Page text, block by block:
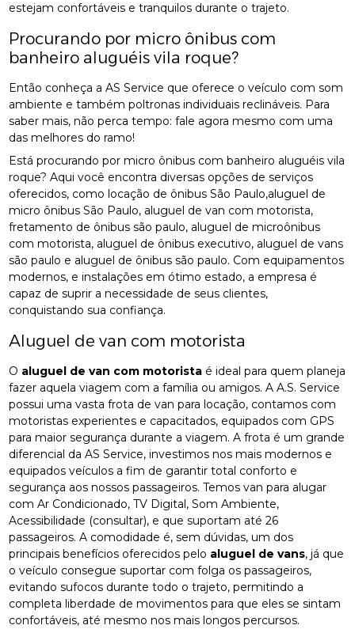
estejam confortáveis e tranquilos durante o trajeto.
Procurando por micro ônibus com
banheiro aluguéis vila roque?
Então conheça a AS Service que oferece o veículo com som
ambiente e também poltronas individuais reclináveis. Para
saber mais, não perca tempo: fale agora mesmo com uma
das melhores do ramo!
Está procurando por micro ônibus com banheiro aluguéis vila
roque? Aqui você encontra diversas opções de serviços
oferecidos, como locação de ônibus São Paulo,aluguel de
micro ônibus São Paulo, aluguel de van com motorista,
fretamento de ônibus são paulo, aluguel de microônibus
com motorista, aluguel de ônibus executivo, aluguel de vans
são paulo e aluguel de ônibus são paulo. Com equipamentos
modernos, e instalações em ótimo estado, a empresa é
capaz de suprir a necessidade de seus clientes,
conquistando sua confiança.
Aluguel de van com motorista
O aluguel de van com motorista é ideal para quem planeja
fazer aquela viagem com a família ou amigos. A A.S. Service
possui uma vasta frota de van para locação, contamos com
motoristas experientes e capacitados, equipados com GPS
para maior segurança durante a viagem. A frota é um grande
diferencial da AS Service, investimos nos mais modernos e
equipados veículos a fim de garantir total conforto e
segurança aos nossos passageiros. Temos van para alugar
com Ar Condicionado, TV Digital, Som Ambiente,
Acessibilidade (consultar), e que suportam até 26
passageiros. A comodidade é, sem dúvidas, um dos
principais benefícios oferecidos pelo aluguel de vans, já que
o veículo consegue suportar com folga os passageiros,
evitando sufocos durante todo o trajeto, permitindo a
completa liberdade de movimentos para que eles se sintam
confortáveis, até mesmo nos mais longos percursos.